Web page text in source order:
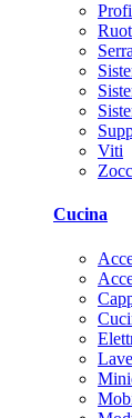
Viti
Cucina